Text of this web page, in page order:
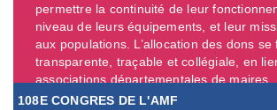
permettre la continuité de leur
niveau de leurs équipements, et leur
aux populations. L’allocation des dons se
transparente, traçable et collégiale, en
associations départementales de maires.
108E CONGRES DE L'AMF